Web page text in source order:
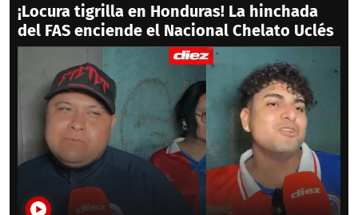
¡Locura tigrilla en Honduras! La hinchada
del FAS enciende el Nacional Chelato Uclés